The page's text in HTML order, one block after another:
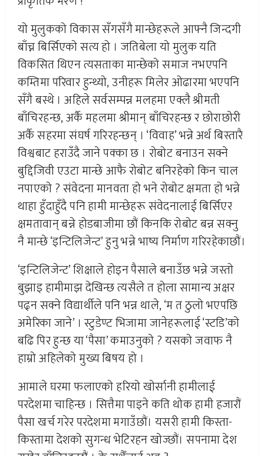
यो मुलुकको विकास सँगसँगै मान्छेहरूले आफ्नै जिन्दगी
बाँच्न बिर्सिएको सत्य हो । जतिबेला यो मुलुक यति
विकसित थिएन त्यसताका मान्छेको समाज नभएपनि
कम्तिमा परिवार हुन्थ्यो, उनीहरू मिलेर ‌ओढारमा भएपनि
सँगै बस्थे । अहिले सर्वसम्पन्न मलहमा एक्लै श्रीमती
बाँचिरहन्छ, अर्कै महलमा श्रीमान् बाँचिरहन्छ र छाेराछाेरी
अर्कै सहरमा संघर्ष गरिरहन्छन् । ‘विवाह’ भन्ने अर्थ बिस्तारै
विश्वबाट हराउँदै जाने पक्का छ । रोबोट बनाउन सक्ने
बुद्दिजिवी एउटा मान्छे आफै रोबाेट बनिरहेको किन चाल
नपाएको ? संवेदना मानवता हो भने रोबाेट क्षमता हो भन्ने
थाहा हुँदाहुँदै पनि हामी मान्छेहरू संवेदनालाई बिर्सिएर
क्षमतावान् बन्ने होडबाजीमा छौं किनकि रोबोट बन्न सक्नु
नै मान्छे ‘इन्टिलिजेन्ट’ हुनु भन्ने भाष्य निर्माण गरिरहेकाछौं।
‘इन्टिलिजेन्ट’ शिक्षाले होइन पैसाले बनाउँछ भन्ने जस्तो
बुझाइ हामीमाझ देखिन्छ त्यसैले त होला सामान्य अक्षर
पढ्न सक्ने विद्यार्थीले पनि भन्न थाले, ‘म त ठुलाे भएपछि
अमेरिका जाने’ । स्टुडेण्ट भिजामा जानेहरूलाई ‘स्टडि’को
बढि पिर हुन्छ या ‘पैसा’ कमाउनुको ? यसको जवाफ नै
हाम्रो अहिलेको मुख्य बिषय हो ।
आमाले घरमा फलाएको हरियो खोर्सानी हामीलाई
परदेशमा चाहिन्छ । सित्तैमा पाइने कति थाेक हामी हजारौं
पैसा खर्च गरेर परदेशमा मगाउँछौं। यसरी हामी किस्ता-
किस्तामा देशको सुगन्ध भेटिरहन खोज्छौं। सपनामा देश